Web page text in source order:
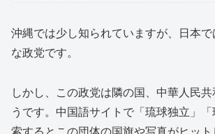
沖縄では少し知られていますが、日本
な政党です。
しかし、この政党は隣の国、中華人民
うです。中国語サイトで「琉球独立」
索するとこの団体の国旗や写真がヒット